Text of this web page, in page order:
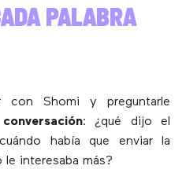
PALABRA
con Shomi y preguntarle
: ¿qué dijo el
había que enviar la
interesaba más?